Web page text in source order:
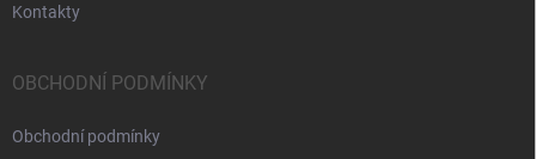
Kontakty
OBCHODNÍ PODMÍNKY
Obchodní podmínky